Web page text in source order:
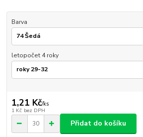
Barva
letopočet 4 roky
1,21 Kč/ks
1 Kč bez DPH
Přidat do košíku